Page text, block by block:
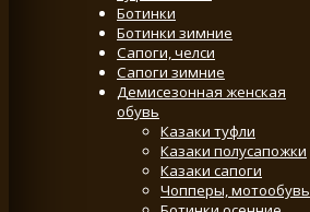
Ботинки
Ботинки зимние
Сапоги, челси
Сапоги зимние
Демисезонная женская
обувь
Казаки туфли
Казаки полусапожки
Казаки сапоги
Чопперы, мотообувь